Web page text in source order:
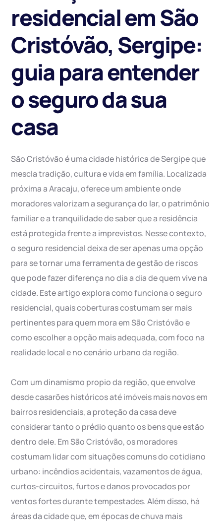
residencial em São
Cristóvão, Sergipe:
guia para entender
o seguro da sua
casa
São Cristóvão é uma cidade histórica de Sergipe que
mescla tradição, cultura e vida em família. Localizada
próxima a Aracaju, oferece um ambiente onde
moradores valorizam a segurança do lar, o patrimônio
familiar e a tranquilidade de saber que a residência
está protegida frente a imprevistos. Nesse contexto,
o seguro residencial deixa de ser apenas uma opção
para se tornar uma ferramenta de gestão de riscos
que pode fazer diferença no dia a dia de quem vive na
cidade. Este artigo explora como funciona o seguro
residencial, quais coberturas costumam ser mais
pertinentes para quem mora em São Cristóvão e
como escolher a opção mais adequada, com foco na
realidade local e no cenário urbano da região.
Com um dinamismo propio da região, que envolve
desde casarões históricos até imóveis mais novos em
bairros residenciais, a proteção da casa deve
considerar tanto o prédio quanto os bens que estão
dentro dele. Em São Cristóvão, os moradores
costumam lidar com situações comuns do cotidiano
urbano: incêndios acidentais, vazamentos de água,
curtos-circuitos, furtos e danos provocados por
ventos fortes durante tempestades. Além disso, há
áreas da cidade que, em épocas de chuva mais